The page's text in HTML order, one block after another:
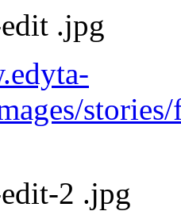
.jpg
2 .jpg